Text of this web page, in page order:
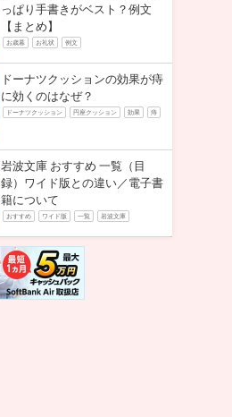
っぱり手書きがベスト？例文
【まとめ】
お歳暮 お礼状 例文
ドーナツクッションの効果が痔
に効くのはなぜ？
ドーナツクッション 円座クッション 効果 痔
岩波文庫 おすすめ 一覧（目
録）ワイド版との違い／電子書
籍について
おすすめ ワイド版 一覧 岩波文庫